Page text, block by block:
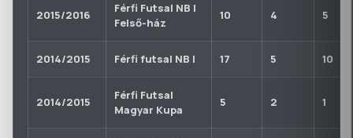
2015/2016
Férfi Futsal NB I
Felső-ház
10 4 5
2014/2015 Férfi futsal NB I 17 5 10
2014/2015
Férfi Futsal
Magyar Kupa
5 2 1